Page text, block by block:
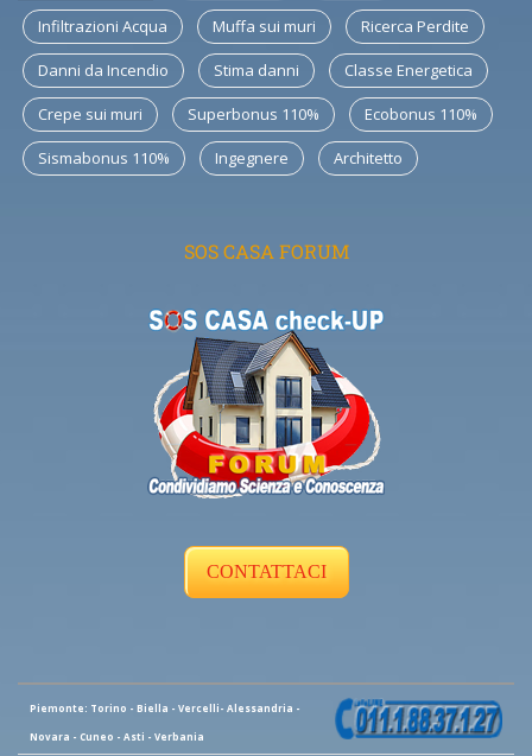
Infiltrazioni Acqua Muffa sui muri Ricerca Perdite
Danni da Incendio Stima danni Classe Energetica
Crepe sui muri Superbonus 110% Ecobonus 110%
Sismabonus 110% Ingegnere Architetto
SOS CASA FORUM
CONTATTACI
Piemonte: Torino - Biella - Vercelli- Alessandria -
Novara - Cuneo - Asti - Verbania